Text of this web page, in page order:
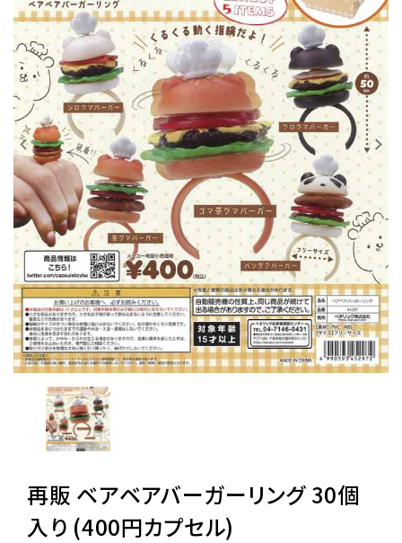
カプセルトイマシン本体
カプセルトイ
販促用空カプセル
レンタル
景品・玩具・文具
販促用カプセルトイ
よくあるご質問
06-6282-7659
再販 ベアベアバーガーリング 30個
入り (400円カプセル)